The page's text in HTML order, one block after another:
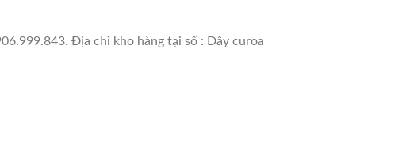
Địa chỉ kho hàng tại số : Dây curoa